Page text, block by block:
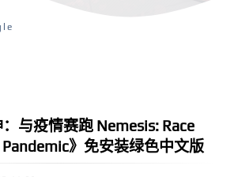
：与疫情赛跑 Nemesis: Race
》免安装绿色中文版